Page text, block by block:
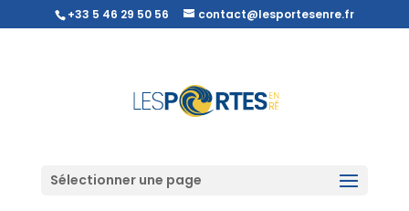
+33 5 46 29 50 56 contact@lesportesenre.fr
Sélectionner une page